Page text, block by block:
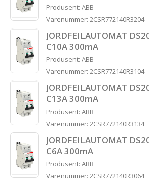
Produsent: ABB
Varenummer: 2CSR772140R3204
JORDFEILAUTOMAT
C10A 300mA
Produsent: ABB
Varenummer: 2CSR772140R3104
JORDFEILAUTOMAT
C13A 300mA
Produsent: ABB
Varenummer: 2CSR772140R3134
JORDFEILAUTOMAT
C6A 300mA
Produsent: ABB
Varenummer: 2CSR772140R3064